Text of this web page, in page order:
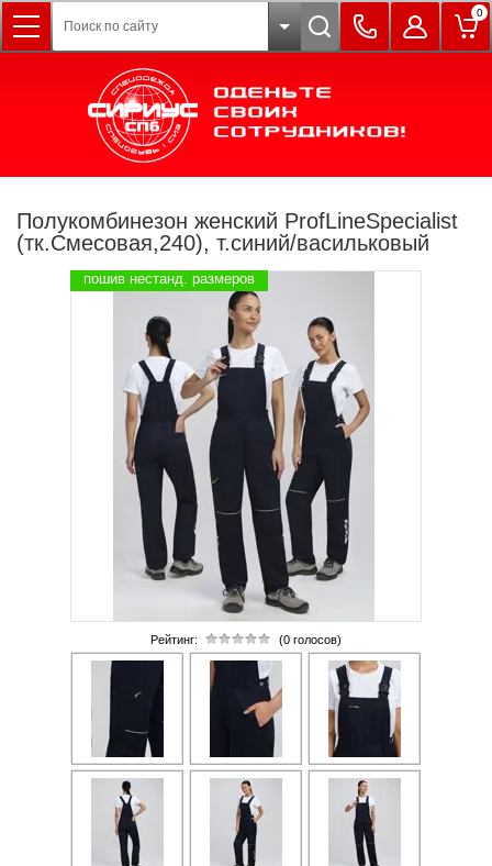
0
Полукомбинезон женский ProfLineSpecialist
(тк.Смесовая,240), т.синий/васильковый
пошив нестанд. размеров
Рейтинг: (0 голосов)